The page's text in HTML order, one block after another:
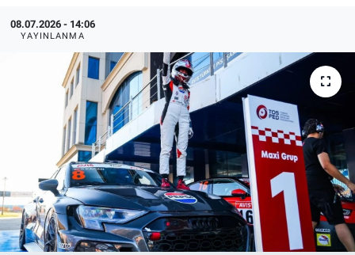
08.07.2026 - 14:06
YAYINLANMA